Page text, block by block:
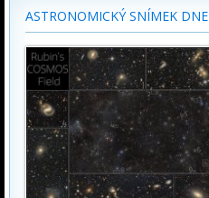
ASTRONOMICKÝ SNÍMEK DNE